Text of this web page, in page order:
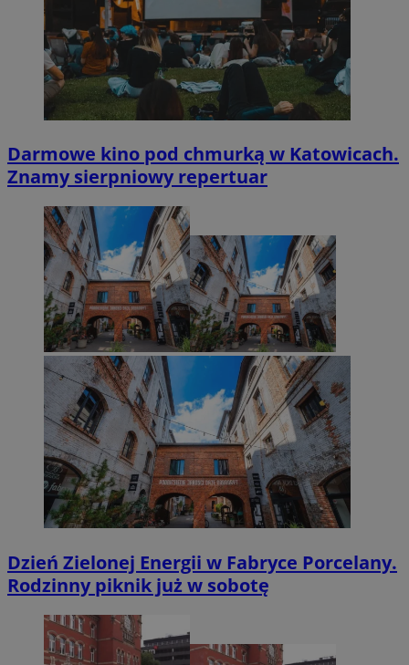
Darmowe kino pod chmurką w Katowicach.
Znamy sierpniowy repertuar
Dzień Zielonej Energii w Fabryce Porcelany.
Rodzinny piknik już w sobotę